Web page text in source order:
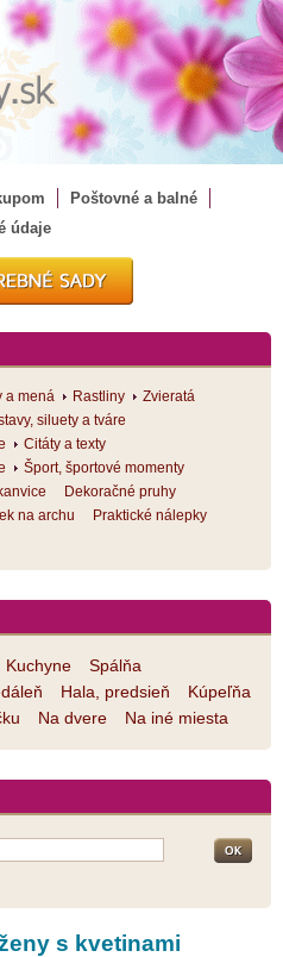
Poštovné a balné
údaje
a mená Rastliny
Zvieratá
siluety a tváre
Citáty a texty
Šport, športové momenty
Dekoračné pruhy
na archu
Praktické nálepky
Kuchyne
Spálňa
Hala, predsieň
Kúpeľňa
Na dvere Na iné miesta
s kvetinami